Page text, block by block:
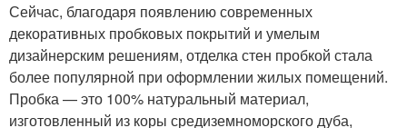
Сейчас, благодаря появлению современных
декоративных пробковых покрытий и умелым
дизайнерским решениям, отделка стен пробкой стала
более популярной при оформлении жилых помещений.
Пробка — это 100% натуральный материал,
изготовленный из коры средиземноморского дуба,